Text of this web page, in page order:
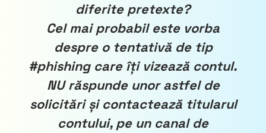
diferite pretexte?
Cel mai probabil este vorba
despre o tentativă de tip
#phishing care îți vizează contul.
NU răspunde unor astfel de
solicitări și contactează titularul
contului, pe un canal de